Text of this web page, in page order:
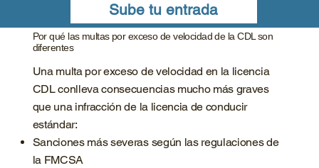
Sube tu entrada
Por qué las multas por exceso de velocidad de la CDL son
diferentes
Una multa por exceso de velocidad en la licencia
CDL conlleva consecuencias mucho más graves
que una infracción de la licencia de conducir
estándar:
Sanciones más severas según las regulaciones de
la FMCSA